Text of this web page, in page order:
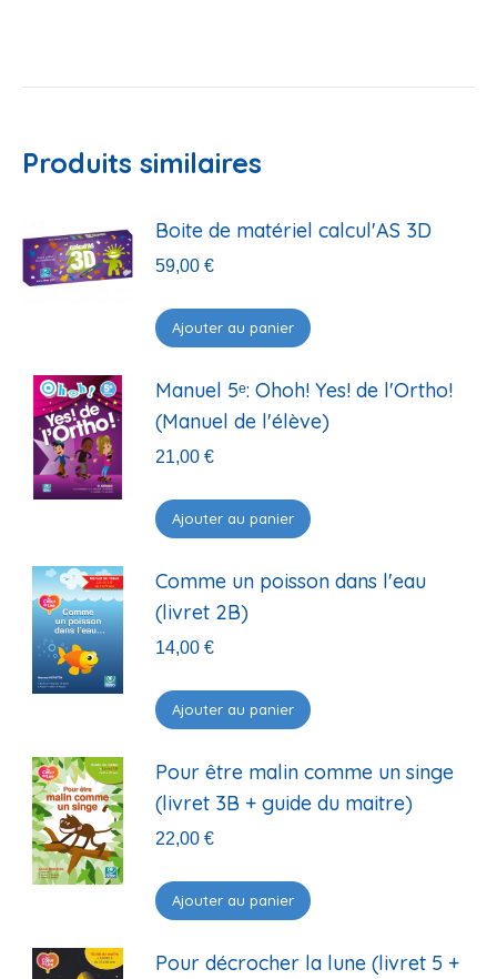
Produits similaires
Boite de matériel calcul'AS 3D
59,00 €
Ajouter au panier
Manuel 5ᵉ: Ohoh! Yes! de l'Ortho!
(Manuel de l'élève)
21,00 €
Ajouter au panier
Comme un poisson dans l'eau
(livret 2B)
14,00 €
Ajouter au panier
Pour être malin comme un singe
(livret 3B + guide du maitre)
22,00 €
Ajouter au panier
Pour décrocher la lune (livret 5 +